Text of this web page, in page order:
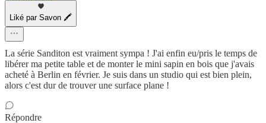
Liké par Savon 🖍
La série Sanditon est vraiment sympa ! J'ai enfin eu/pris le temps de
libérer ma petite table et de monter le mini sapin en bois que j'avais
acheté à Berlin en février. Je suis dans un studio qui est bien plein,
alors c'est dur de trouver une surface plane !
Répondre